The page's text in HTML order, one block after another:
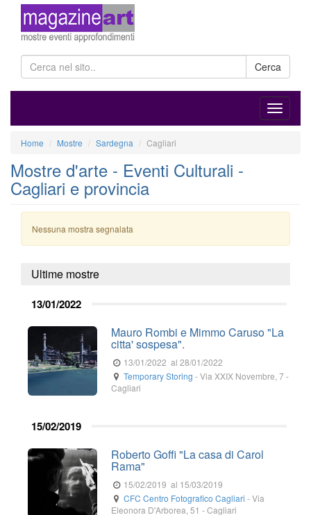
Cerca
Home Mostre Sardegna Cagliari
Mostre d'arte - Eventi Culturali -
Cagliari e provincia
Nessuna mostra segnalata
Ultime mostre
13/01/2022
Mauro Rombi e Mimmo Caruso "La
citta' sospesa".
13/01/2022 al 28/01/2022
Temporary Storing -Via XXIX Novembre, 7-
Cagliari
15/02/2019
Roberto Goffi "La casa di Carol
Rama"
15/02/2019 al 15/03/2019
CFC Centro Fotografico Cagliari -Via
Eleonora D'Arborea, 51 -Cagliari